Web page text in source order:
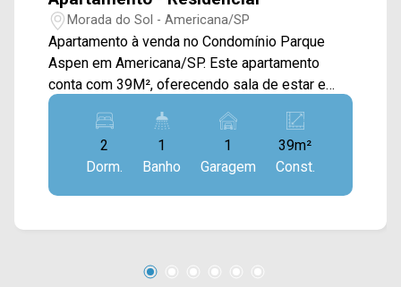
Morada do Sol - Americana/SP
Apartamento à venda no Condomínio Parque
Aspen em Americana/SP. Este apartamento
conta com 39M², oferecendo sala de estar e
jantar integradas, cozinha conectada com a área
de serviço. > 02 quartos; > 01 banheiro social; >
01 vaga de garagem. Localizado no bairro
Morada do Sol, este condomínio está próximo à
Av. São Jerônimo, Rua Florindo Cibin, Av.
com Taboca, supermercado Capuava, escola
e padaria Rainha das Nações. Entre em contato
2
Dorm.
1
Banho
1
Garagem
39m²
Const.